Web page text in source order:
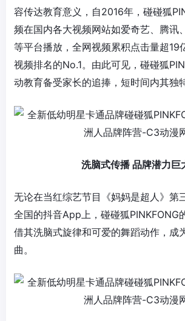
容传达教育意义，自2016年，碰碰狐
频在国内各大视频网站如爱奇艺、腾讯
等平台播放，全网视频累积点击量超19
视频排名的No.1。由此可见，碰碰狐
动教育备受家长的追捧，短时间内其独
洗脑式传播 品牌潜力巨
无论在当红综艺节目《妈妈是超人》第
全国的抖音App上，碰碰狐PINKFONG
借其洗脑式旋律和可爱的舞蹈动作，成
曲。